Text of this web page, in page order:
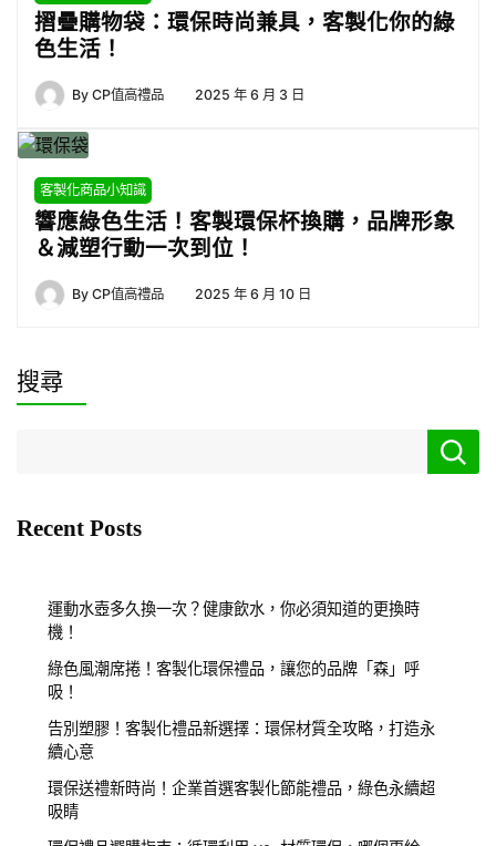
摺疊購物袋：環保時尚兼具，客製化你的綠
色生活！
By CP值高禮品 2025 年 6 月 3 日
客製化商品小知識
響應綠色生活！客製環保杯換購，品牌形象
＆減塑行動一次到位！
By CP值高禮品 2025 年 6 月 10 日
搜尋
Recent Posts
運動水壺多久換一次？健康飲水，你必須知道的更換時
機！
綠色風潮席捲！客製化環保禮品，讓您的品牌「森」呼
吸！
告別塑膠！客製化禮品新選擇：環保材質全攻略，打造永
續心意
環保送禮新時尚！企業首選客製化節能禮品，綠色永續超
吸睛